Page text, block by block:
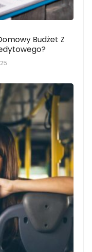
Budżet Z